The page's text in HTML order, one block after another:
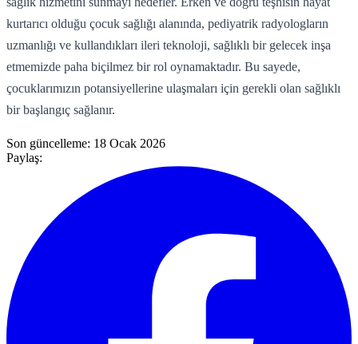
kurtarıcı olduğu çocuk sağlığı alanında, pediyatrik radyologların
uzmanlığı ve kullandıkları ileri teknoloji, sağlıklı bir gelecek inşa
etmemizde paha biçilmez bir rol oynamaktadır. Bu sayede,
çocuklarımızın potansiyellerine ulaşmaları için gerekli olan sağlıklı
bir başlangıç sağlanır.
Son güncelleme: 18 Ocak 2026
Paylaş: